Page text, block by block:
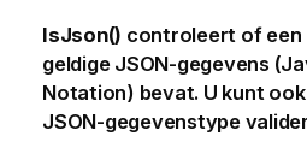
IsJson() controleert of een
geldige JSON-gegevens
Notation) bevat. U kunt
JSON-gegevenstype